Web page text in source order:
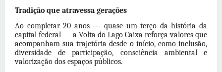
Tradição que atravessa gerações
Ao completar 20 anos — quase um terço da história da
capital federal — a Volta do Lago Caixa reforça valores que
acompanham sua trajetória desde o início, como inclusão,
diversidade de participação, consciência ambiental e
valorização dos espaços públicos.